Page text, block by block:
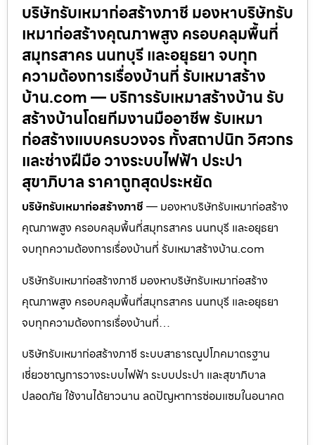
บริษัทรับเหมาก่อสร้างภาชี มองหาบริษัทรับ
เหมาก่อสร้างคุณภาพสูง ครอบคลุมพื้นที่
สมุทรสาคร นนทบุรี และอยุธยา จบทุก
ความต้องการเรื่องบ้านที่ รับเหมาสร้าง
บ้าน.com — บริการรับเหมาสร้างบ้าน รับ
สร้างบ้านโดยทีมงานมืออาชีพ รับเหมา
ก่อสร้างแบบครบวงจร ทั้งสถาปนิก วิศวกร
และช่างฝีมือ วางระบบไฟฟ้า ประปา
สุขาภิบาล ราคาถูกสุดประหยัด
บริษัทรับเหมาก่อสร้างภาชี — มองหาบริษัทรับเหมาก่อสร้าง
คุณภาพสูง ครอบคลุมพื้นที่สมุทรสาคร นนทบุรี และอยุธยา
จบทุกความต้องการเรื่องบ้านที่ รับเหมาสร้างบ้าน.com
บริษัทรับเหมาก่อสร้างภาชี มองหาบริษัทรับเหมาก่อสร้าง
คุณภาพสูง ครอบคลุมพื้นที่สมุทรสาคร นนทบุรี และอยุธยา
จบทุกความต้องการเรื่องบ้านที่…
บริษัทรับเหมาก่อสร้างภาชี ระบบสาธารณูปโภคมาตรฐาน
เชี่ยวชาญการวางระบบไฟฟ้า ระบบประปา และสุขาภิบาล
ปลอดภัย ใช้งานได้ยาวนาน ลดปัญหาการซ่อมแซมในอนาคต